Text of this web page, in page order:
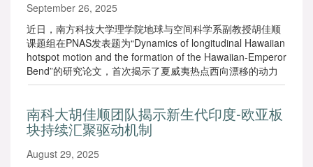
September 26, 2025
近日，南方科技大学理学院地球与空间科学系副教授胡佳顺
课题组在PNAS发表题为“Dynamics of longitudinal Hawaiian
hotspot motion and the formation of the Hawaiian-Emperor
Bend”的研究论文，首次揭示了夏威夷热点西向漂移的动力
学机制，并利用全球尺度的地幔对流模型成功模拟了夏威夷
南科大胡佳顺团队揭示新生代印度-欧亚板
块持续汇聚驱动机制
August 29, 2025